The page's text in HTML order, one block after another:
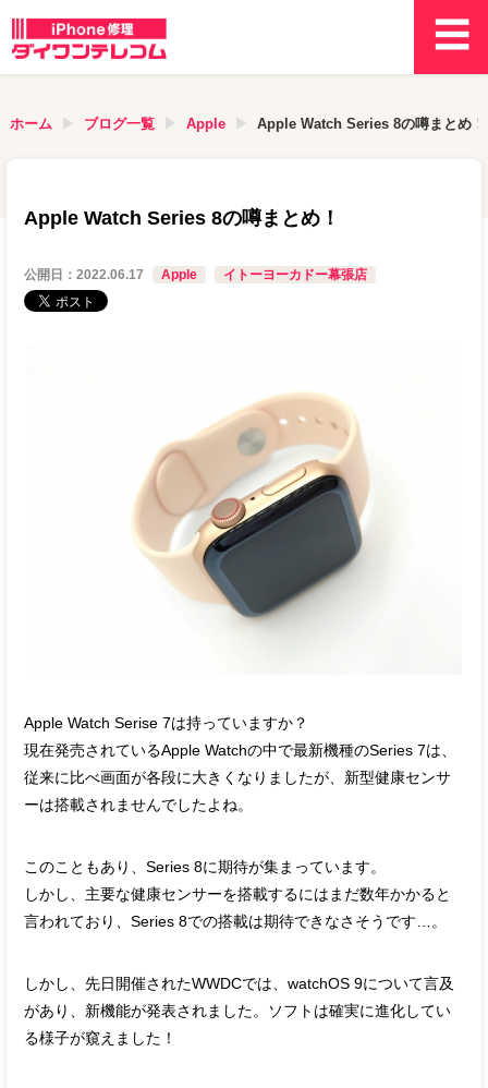
ホーム ブログ一覧 Apple Apple Watch Series 8の噂まとめ！
Apple Watch Series 8の噂まとめ！
公開日：2022.06.17 Apple イトーヨーカドー幕張店
Apple Watch Serise 7は持っていますか？
現在発売されているApple Watchの中で最新機種のSeries 7は、
従来に比べ画面が各段に大きくなりましたが、新型健康センサ
ーは搭載されませんでしたよね。
このこともあり、Series 8に期待が集まっています。
しかし、主要な健康センサーを搭載するにはまだ数年かかると
言われており、Series 8での搭載は期待できなさそうです…。
しかし、先日開催されたWWDCでは、watchOS 9について言及
があり、新機能が発表されました。ソフトは確実に進化してい
る様子が窺えました！